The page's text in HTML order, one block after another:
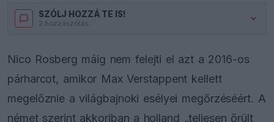
SZÓLJ HOZZÁ TE IS!
2 hozzászólás.
Nico Rosberg máig nem felejti el azt a 2016-os
párharcot, amikor Max Verstappent kellett
megelőznie a világbajnoki esélyei megőrzéséért. A
német szerint akkoriban a holland „teljesen őrült